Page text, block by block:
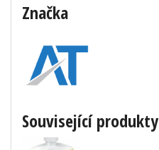
Značka
Související produkty